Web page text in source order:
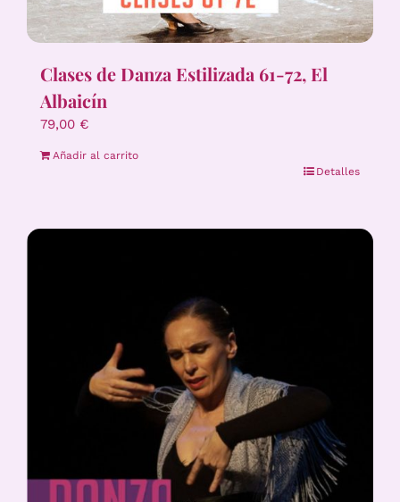
Clases de Danza Estilizada 61-72, El
Albaicín
79,00 €
Añadir al carrito
Detalles